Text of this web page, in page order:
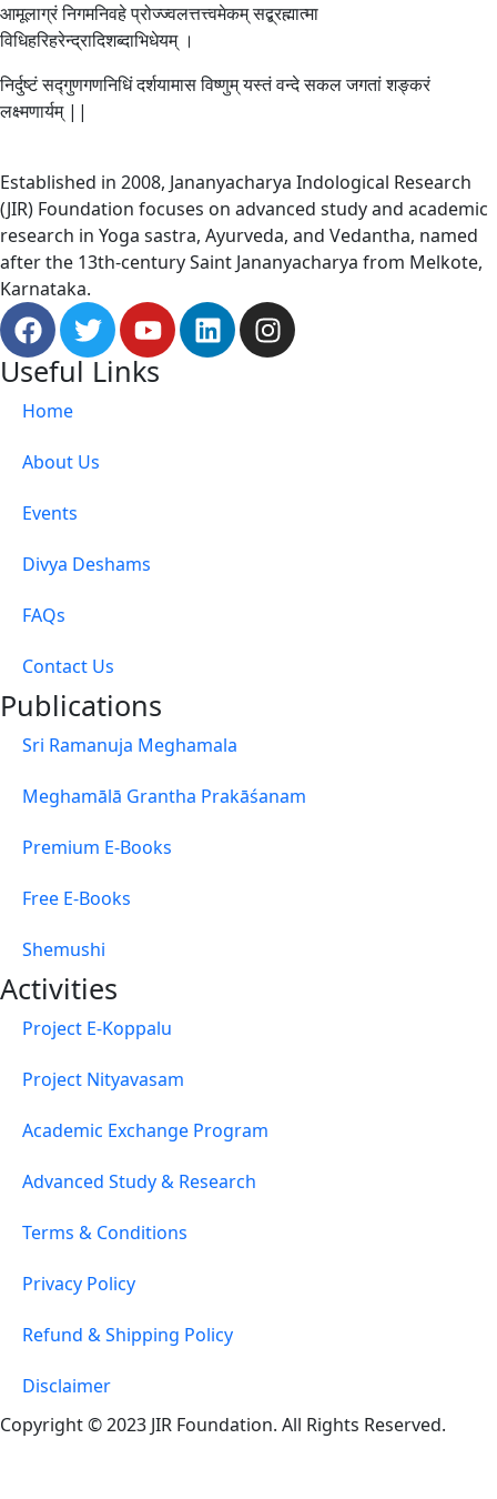
आमूलाग्रं निगमनिवहे प्रोज्ज्वलत्तत्त्वमेकम् सद्ब्रह्मात्मा
विधिहरिहरेन्द्रादिशब्दाभिधेयम् ।
निर्दुष्टं सद्गुणगणनिधिं दर्शयामास विष्णुम् यस्तं वन्दे सकल जगतां शङ्करं
लक्ष्मणार्यम् ||
Established in 2008, Jananyacharya Indological Research
(JIR) Foundation focuses on advanced study and academic
research in Yoga sastra, Ayurveda, and Vedantha, named
after the 13th-century Saint Jananyacharya from Melkote,
Karnataka.
Useful Links
Home
About Us
Events
Divya Deshams
FAQs
Contact Us
Publications
Sri Ramanuja Meghamala
Meghamālā Grantha Prakāśanam
Premium E-Books
Free E-Books
Shemushi
Activities
Project E-Koppalu
Project Nityavasam
Academic Exchange Program
Advanced Study & Research
Terms & Conditions
Privacy Policy
Refund & Shipping Policy
Disclaimer
Copyright © 2023 JIR Foundation. All Rights Reserved.